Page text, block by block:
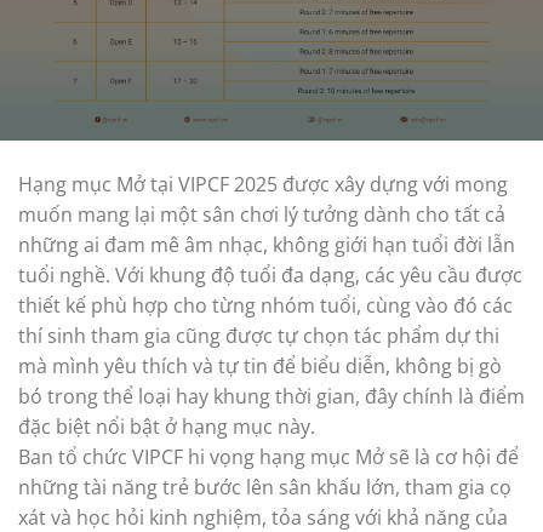
Hạng mục Mở tại VIPCF 2025 được xây dựng với mong
muốn mang lại một sân chơi lý tưởng dành cho tất cả
những ai đam mê âm nhạc, không giới hạn tuổi đời lẫn
tuổi nghề. Với khung độ tuổi đa dạng, các yêu cầu được
thiết kế phù hợp cho từng nhóm tuổi, cùng vào đó các
thí sinh tham gia cũng được tự chọn tác phẩm dự thi
mà mình yêu thích và tự tin để biểu diễn, không bị gò
bó trong thể loại hay khung thời gian, đây chính là điểm
đặc biệt nổi bật ở hạng mục này.
Ban tổ chức VIPCF hi vọng hạng mục Mở sẽ là cơ hội để
những tài năng trẻ bước lên sân khấu lớn, tham gia cọ
xát và học hỏi kinh nghiệm, tỏa sáng với khả năng của